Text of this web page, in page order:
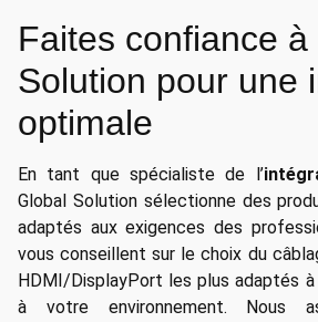
Faites confiance à
Solution pour une
optimale
En tant que spécialiste de l’
Global Solution sélectionne des
adaptés aux exigences des
vous conseillent sur le choix du
HDMI/DisplayPort les plus adaptés
à votre environnement. Nous